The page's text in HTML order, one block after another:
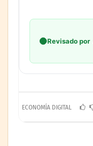
Revisado por
ECONOMÍA DIGITAL